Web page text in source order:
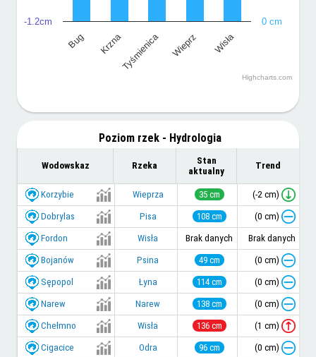
Bug KrznaTyśmienica Wieprz Wisła
-1.2cm 0 cm
Highcharts.com
Poziom rzek - Hydrologia
Wodowskaz Rzeka
Stan
aktualny
Trend
Korzybie Wieprza 35 cm (-2 cm)
Dobrylas Pisa 108 cm (0 cm)
Fordon Wisła Brak danych Brak danych
Bojanów Psina 49 cm (0 cm)
Sępopol Łyna 114 cm (0 cm)
Narew Narew 138 cm (0 cm)
Chełmno Wisła 136 cm (1 cm)
Cigacice Odra 96 cm (0 cm)